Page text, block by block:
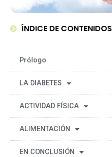
ÍNDICE DE CONTENIDOS
Prólogo
LA DIABETES
ACTIVIDAD FÍSICA
ALIMENTACIÓN
EN CONCLUSIÓN